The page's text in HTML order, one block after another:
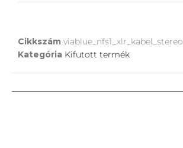
Cikkszám viablue_nfs1_xlr_kabel_stereo
Kategória Kifutott termék